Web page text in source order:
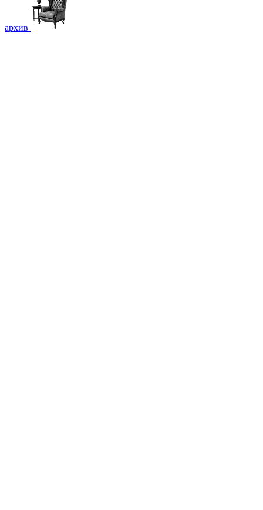
архив